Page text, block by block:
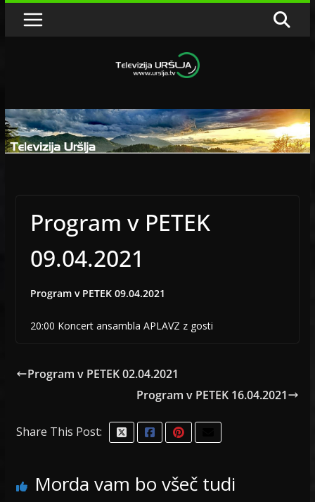
Skip
Program v PETEK
09.04.2021
Program v PETEK 09.04.2021
20:00 Koncert ansambla APLAVZ z gosti
Program v PETEK 02.04.2021
Program v PETEK 16.04.2021
Share This Post:
Morda vam bo všeč tudi